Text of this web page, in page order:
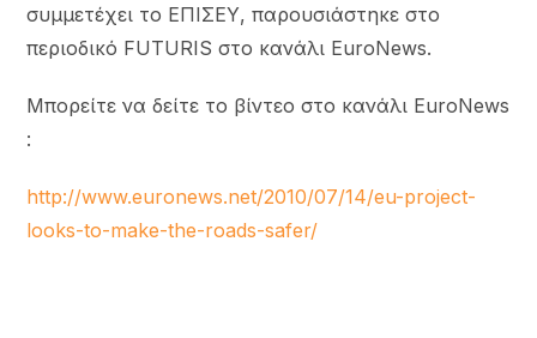
συμμετέχει το ΕΠΙΣΕΥ, παρουσιάστηκε στο
περιοδικό FUTURIS στο κανάλι EuroNews.
Μπορείτε να δείτε το βίντεο στο κανάλι EuroNews
:
http://www.euronews.net/2010/07/14/eu-project-
looks-to-make-the-roads-safer/